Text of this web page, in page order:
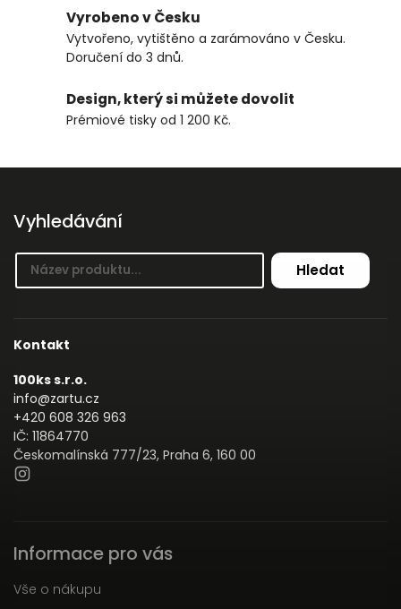
Vyrobeno v Česku
Vytvořeno, vytištěno a zarámováno v Česku.
Doručení do 3 dnů.
Design, který si můžete dovolit
Prémiové tisky od 1 200 Kč.
Vyhledávání
Hledat
Kontakt
100ks s.r.o.
info@zartu.cz
+420 608 326 963
IČ: 11864770
Českomalínská 777/23, Praha 6, 160 00
Informace pro vás
Vše o nákupu